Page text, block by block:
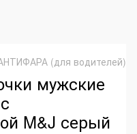
(для водителей)
мужские
M&J серый